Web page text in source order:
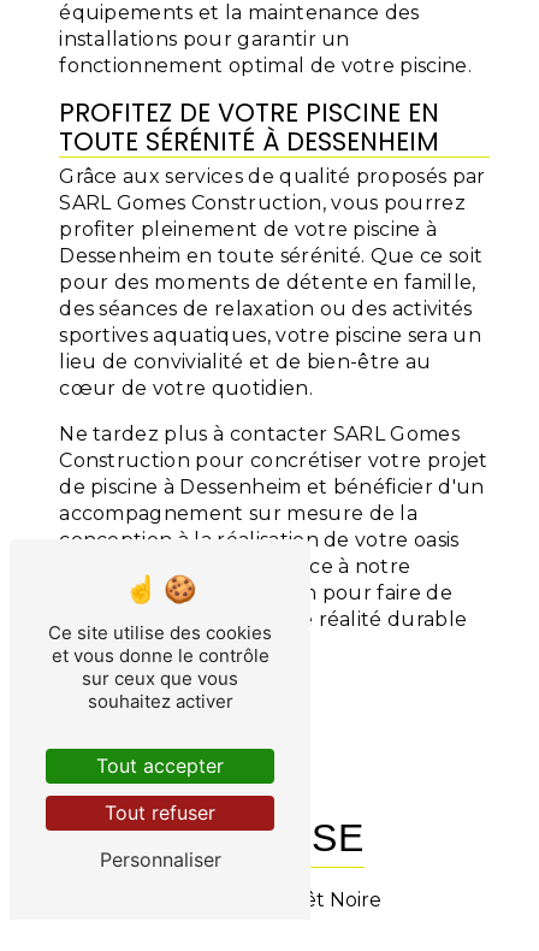
équipements et la maintenance des
installations pour garantir un
fonctionnement optimal de votre piscine.
PROFITEZ DE VOTRE PISCINE EN
TOUTE SÉRÉNITÉ À DESSENHEIM
Grâce aux services de qualité proposés par
SARL Gomes Construction, vous pourrez
profiter pleinement de votre piscine à
Dessenheim en toute sérénité. Que ce soit
pour des moments de détente en famille,
des séances de relaxation ou des activités
sportives aquatiques, votre piscine sera un
lieu de convivialité et de bien-être au
cœur de votre quotidien.
Ne tardez plus à contacter SARL Gomes
Construction pour concrétiser votre projet
de piscine à Dessenheim et bénéficier d'un
accompagnement sur mesure de la
conception à la réalisation de votre oasis
aquatique. Faites confiance à notre
expertise et notre passion pour faire de
votre rêve de piscine une réalité durable
et esthétique.
En savoir plus
Contactez-nous
ADRESSE
6 Rue de la Forêt Noire
Ce site utilise des cookies
et vous donne le contrôle
sur ceux que vous
souhaitez activer
Tout accepter
Tout refuser
Personnaliser